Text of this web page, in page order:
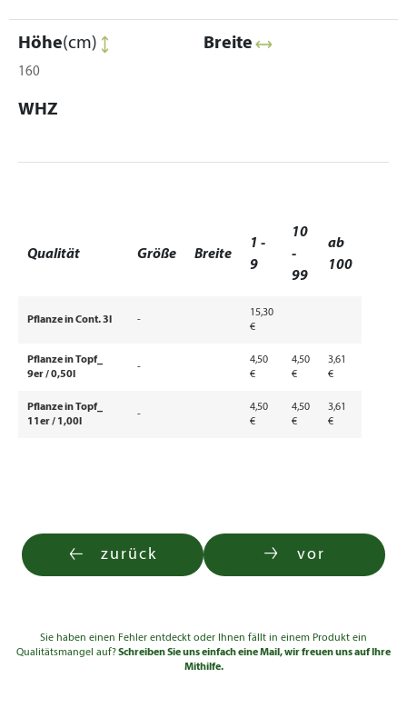
Höhe(cm)
160
Breite
WHZ
Qualität Größe Breite
1 -
9
10
-
99
ab
100
Pflanze in Cont. 3l -
15,30
€
Pflanze in Topf_
9er / 0,50l
-
4,50
€
4,50
€
3,61
€
Pflanze in Topf_
11er / 1,00l
-
4,50
€
4,50
€
3,61
€
zurück vor
Sie haben einen Fehler entdeckt oder Ihnen fällt in einem Produkt ein
Qualitätsmangel auf?Schreiben Sie uns einfach eine Mail, wir freuen uns auf Ihre
Mithilfe.